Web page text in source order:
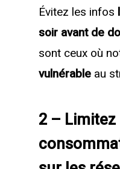
Évitez les infos
soir avant de
sont ceux où
vulnérable au
2 – Limitez